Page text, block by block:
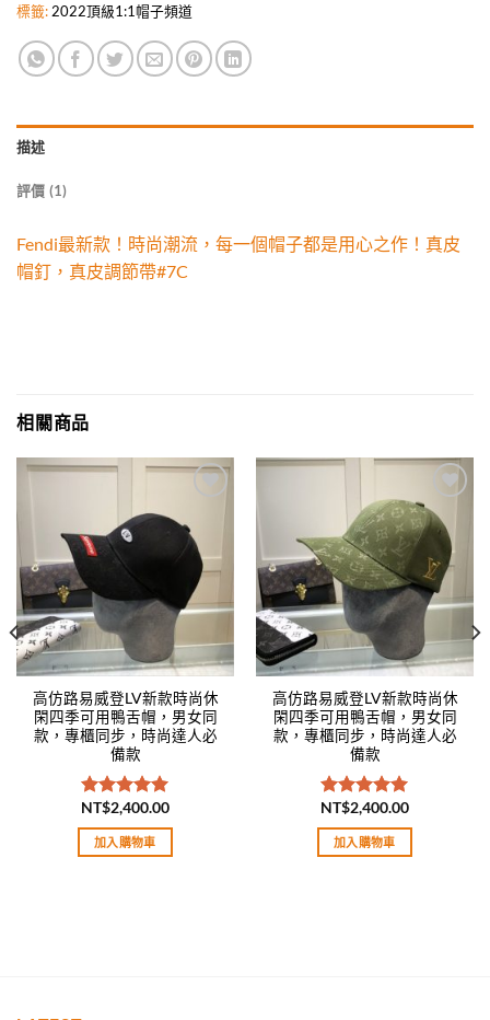
標籤: 2022頂級1:1帽子頻道
描述
評價 (1)
Fendi最新款！時尚潮流，每一個帽子都是用心之作！真皮
帽釘，真皮調節帶#7C
相關商品
wishlist
高仿路易威登LV新款時尚休
閑四季可用鴨舌帽，男女同
款，專櫃同步，時尚達人必
備款
評分5.00
滿分 5
NT$2,400.00
加入購物車
Add to
wishlist
高仿路易威登LV新款時尚休
閑四季可用鴨舌帽，男女同
款，專櫃同步，時尚達人必
備款
評分5.00
滿分 5
NT$2,400.00
加入購物車